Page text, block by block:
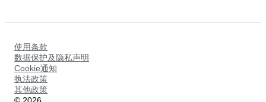
使用条款
数据保护及隐私声明
Cookie通知
执法政策
其他政策